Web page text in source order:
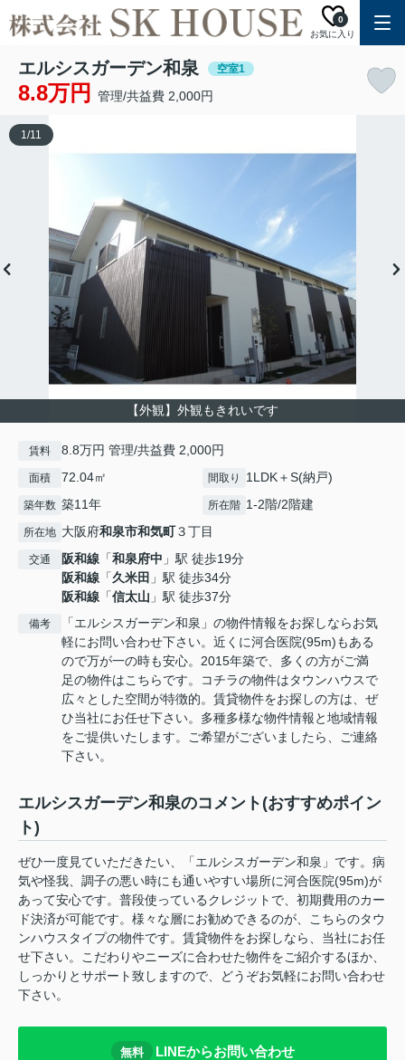
お気に入り
0
エルシスガーデン和泉 空室1
8.8万円 管理/共益費 2,000円
【外観】外観もきれいです
1/11
賃料 8.8万円 管理/共益費 2,000円
面積 72.04㎡ 間取り 1LDK＋S(納戸)
築年数 築11年 所在階 1-2階/2階建
所在地 大阪府和泉市和気町３丁目
交通 阪和線 「和泉府中 」駅 徒歩19分
阪和線 「久米田 」駅 徒歩34分
阪和線 「信太山 」駅 徒歩37分
備考
「エルシスガーデン和泉」の物件情報をお探しならお気
軽にお問い合わせ下さい。近くに河合医院(95m)もある
ので万が一の時も安心。2015年築で、多くの方がご満
足の物件はこちらです。コチラの物件はタウンハウスで
広々とした空間が特徴的。賃貸物件をお探しの方は、ぜ
ひ当社にお任せ下さい。多種多様な物件情報と地域情報
をご提供いたします。ご希望がございましたら、ご連絡
下さい。
エルシスガーデン和泉のコメント(おすすめポイン
ト)
ぜひ一度見ていただきたい、「エルシスガーデン和泉」です。病
気や怪我、調子の悪い時にも通いやすい場所に河合医院(95m)が
あって安心です。普段使っているクレジットで、初期費用のカー
ド決済が可能です。様々な層にお勧めできるのが、こちらのタウ
ンハウスタイプの物件です。賃貸物件をお探しなら、当社にお任
せ下さい。こだわりやニーズに合わせた物件をご紹介するほか、
しっかりとサポート致しますので、どうぞお気軽にお問い合わせ
下さい。
無料 LINEからお問い合わせ